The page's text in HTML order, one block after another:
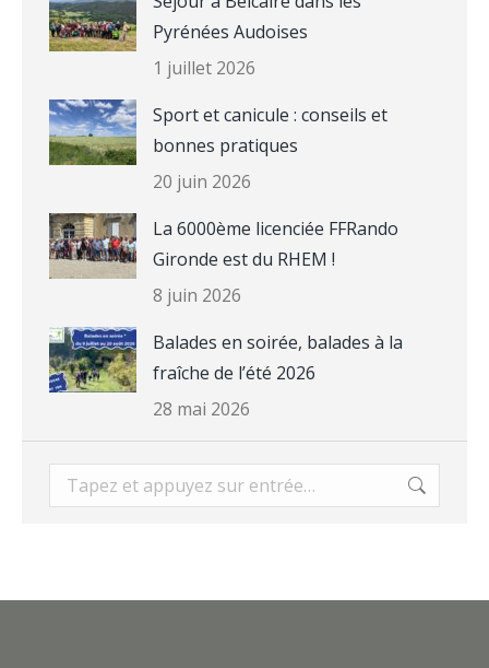
Pyrénées Audoises
1 juillet 2026
Sport et canicule : conseils et
bonnes pratiques
20 juin 2026
La 6000ème licenciée FFRando
Gironde est du RHEM !
8 juin 2026
Balades en soirée, balades à la
fraîche de l’été 2026
28 mai 2026
Recherche
: